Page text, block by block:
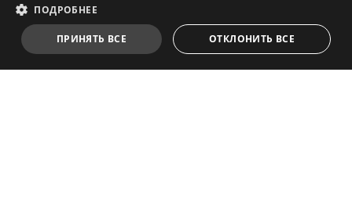
КУПИТЬ
ПОДРОБНЕЕ
ПРИНЯТЬ ВСЕ ОТКЛОНИТЬ ВСЕ